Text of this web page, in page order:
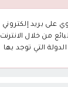
على بريد إلكتروني
من خلال الانترنت
التي توجد بها